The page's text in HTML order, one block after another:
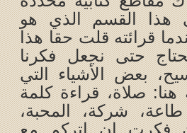
هذا القسم الذي هو
قرائته قلت حقا هذا
حتى نجعل فكرنا
بعض الأشياء التي
صلاة، قراءة كلمة
شركة، المحبة،
فكرت ان اتركم مع